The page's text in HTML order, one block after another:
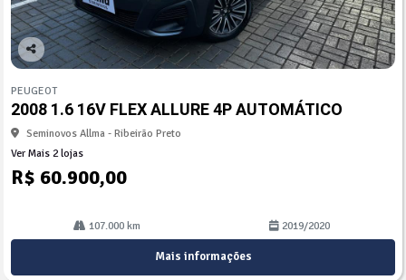
Co
arti
lhe
PEUGEOT
2008 1.6 16V FLEX ALLURE 4P AUTOMÁTICO
Seminovos Allma - Ribeirão Preto
Ver Mais 2 lojas
R$ 60.900,00
107.000 km 2019/2020
Mais informações